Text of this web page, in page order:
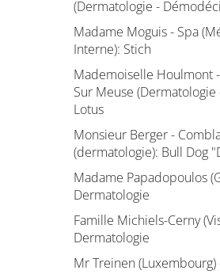
(Dermatologie -
Madame Moguis - Spa
Interne): Stich
Mademoiselle Houlmont
Sur Meuse (Dermatologie
Lotus
Monsieur Berger -
(dermatologie): Bull Dog
Madame Papadopoulos
Dermatologie
Famille Michiels-Cerny
Dermatologie
Mr Treinen